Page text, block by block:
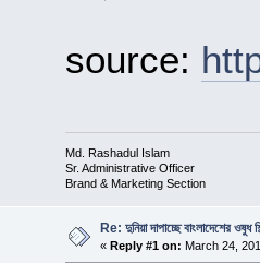
source:
Md. Rashadul Islam
Sr. Administrative Officer
Brand & Marketing Section
Re: দুনিয়া দাপাচ্ছে বাংলাদেশের ওষুধ
« Reply #1 on: March 24,